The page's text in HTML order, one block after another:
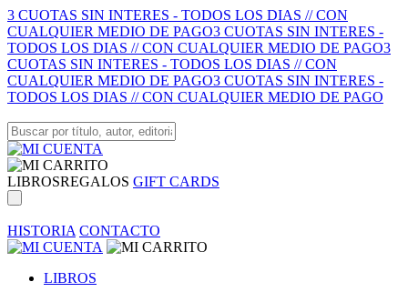
3 CUOTAS SIN INTERES - TODOS LOS DIAS // CON
CUALQUIER MEDIO DE PAGO3 CUOTAS SIN INTERES -
TODOS LOS DIAS // CON CUALQUIER MEDIO DE PAGO3
CUOTAS SIN INTERES - TODOS LOS DIAS // CON
CUALQUIER MEDIO DE PAGO3 CUOTAS SIN INTERES -
TODOS LOS DIAS // CON CUALQUIER MEDIO DE PAGO
LIBROSREGALOS GIFT CARDS
HISTORIA CONTACTO
LIBROS